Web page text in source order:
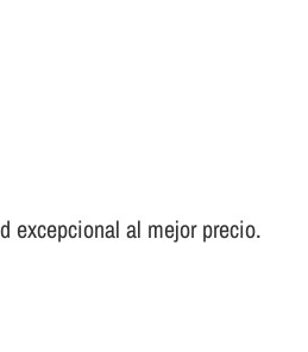
excepcional al mejor precio.